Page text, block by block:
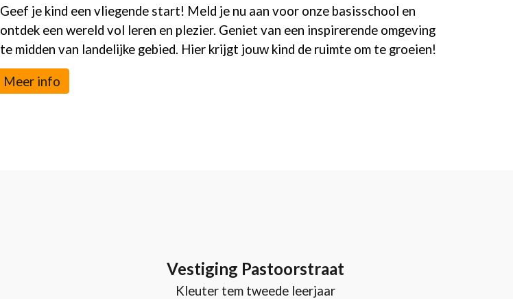
Geef je kind een vliegende start! Meld je nu aan voor onze basisschool en
ontdek een wereld vol leren en plezier. Geniet van een inspirerende omgeving
te midden van landelijke gebied. Hier krijgt jouw kind de ruimte om te groeien!
Meer info
Vestiging Pastoorstraat
Kleuter tem tweede leerjaar